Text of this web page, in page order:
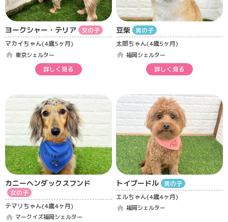
ヨークシャー・テリア
女の子
マカイちゃん(4歳5ヶ月)
home 東京シェルター
詳しく見る
豆柴
男の子
太郎ちゃん(4歳5ヶ月)
home 福岡シェルター
詳しく見る
カニーヘンダックスフンド
女の子
テマリちゃん(4歳4ヶ月)
home マークイズ福岡シェルター
トイプードル
男の子
エルちゃん(4歳4ヶ月)
home 福岡シェルター